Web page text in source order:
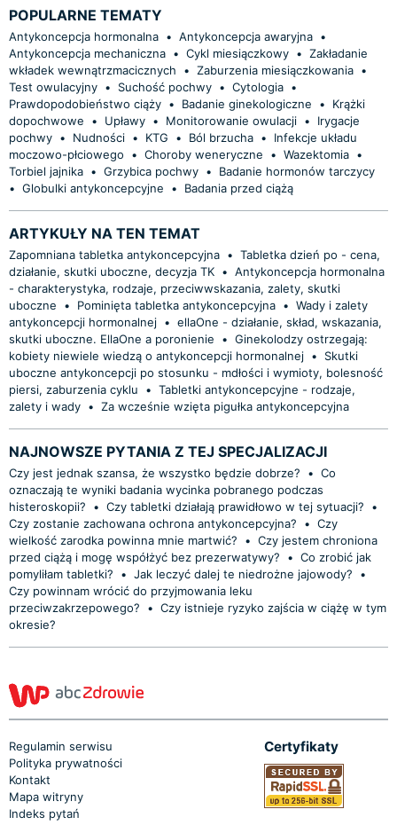
POPULARNE TEMATY
Antykoncepcja hormonalna • Antykoncepcja awaryjna •
Antykoncepcja mechaniczna • Cykl miesiączkowy • Zakładanie
wkładek wewnątrzmacicznych
• Zaburzenia miesiączkowania •
Test owulacyjny • Suchość pochwy • Cytologia •
Prawdopodobieństwo ciąży • Badanie ginekologiczne •
Krążki
dopochwowe
• Upławy • Monitorowanie owulacji •
Irygacje
pochwy • Nudności • KTG • Ból brzucha •
Infekcje układu
moczowo-płciowego
• Choroby weneryczne • Wazektomia •
Torbiel jajnika • Grzybica pochwy •
Badanie hormonów tarczycy
• Globulki antykoncepcyjne • Badania przed ciążą
ARTYKUŁY NA TEN TEMAT
Zapomniana tabletka antykoncepcyjna • Tabletka dzień po - cena,
działanie, skutki uboczne, decyzja TK • Antykoncepcja hormonalna
- charakterystyka, rodzaje, przeciwwskazania, zalety, skutki
uboczne
• Pominięta tabletka antykoncepcyjna • Wady i zalety
antykoncepcji hormonalnej • ellaOne - działanie, skład, wskazania,
skutki uboczne. EllaOne a poronienie
• Ginekolodzy ostrzegają:
kobiety niewiele wiedzą o antykoncepcji hormonalnej •
Skutki
uboczne antykoncepcji po stosunku - mdłości i wymioty, bolesność
piersi, zaburzenia cyklu
• Tabletki antykoncepcyjne - rodzaje,
zalety i wady • Za wcześnie wzięta pigułka antykoncepcyjna
NAJNOWSZE PYTANIA Z TEJ SPECJALIZACJI
Czy jest jednak szansa, że wszystko będzie dobrze? • Co
oznaczają te wyniki badania wycinka pobranego podczas
histeroskopii?
• Czy tabletki działają prawidłowo w tej sytuacji?
•
Czy zostanie zachowana ochrona antykoncepcyjna?
• Czy
wielkość zarodka powinna mnie martwić?
• Czy jestem chroniona
przed ciążą i mogę współżyć bez prezerwatywy?
• Co zrobić jak
pomyliłam tabletki?
• Jak leczyć dalej te niedrożne jajowody?
•
Czy powinnam wrócić do przyjmowania leku
przeciwzakrzepowego?
• Czy istnieje ryzyko zajścia w ciążę w tym
okresie?
Regulamin serwisu
Polityka prywatności
Kontakt
Mapa witryny
Indeks pytań
Certyfikaty